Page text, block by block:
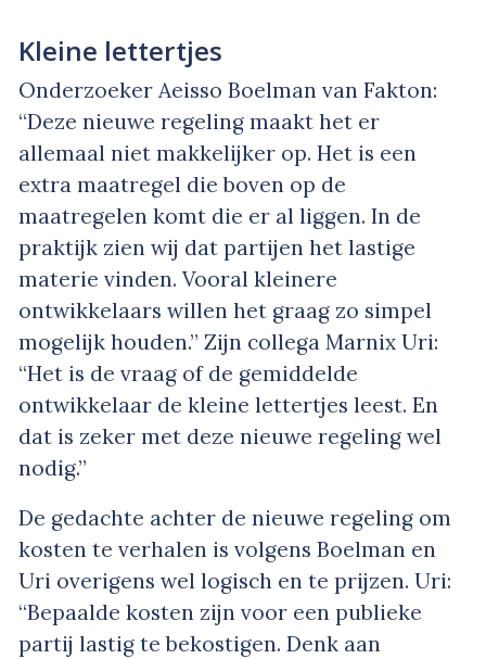
Kleine lettertjes
Onderzoeker Aeisso Boelman van Fakton:
“Deze nieuwe regeling maakt het er
allemaal niet makkelijker op. Het is een
extra maatregel die boven op de
maatregelen komt die er al liggen. In de
praktijk zien wij dat partijen het lastige
materie vinden. Vooral kleinere
ontwikkelaars willen het graag zo simpel
mogelijk houden.” Zijn collega Marnix Uri:
“Het is de vraag of de gemiddelde
ontwikkelaar de kleine lettertjes leest. En
dat is zeker met deze nieuwe regeling wel
nodig.”
De gedachte achter de nieuwe regeling om
kosten te verhalen is volgens Boelman en
Uri overigens wel logisch en te prijzen. Uri:
“Bepaalde kosten zijn voor een publieke
partij lastig te bekostigen. Denk aan